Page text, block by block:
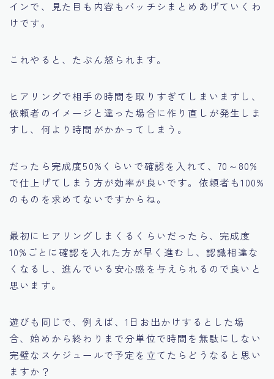
インで、見た目も内容もバッチシまとめあげていくわ
けです。
これやると、たぶん怒られます。
ヒアリングで相手の時間を取りすぎてしまいますし、
依頼者のイメージと違った場合に作り直しが発生しま
すし、何より時間がかかってしまう。
だったら完成度50%くらいで確認を入れて、70～80%
で仕上げてしまう方が効率が良いです。依頼者も100%
のものを求めてないですからね。
最初にヒアリングしまくるくらいだったら、完成度
10%ごとに確認を入れた方が早く進むし、認識相違な
くなるし、進んでいる安心感を与えられるので良いと
思います。
遊びも同じで、例えば、1日お出かけするとした場
合、始めから終わりまで分単位で時間を無駄にしない
完璧なスケジュールで予定を立てたらどうなると思い
ますか？